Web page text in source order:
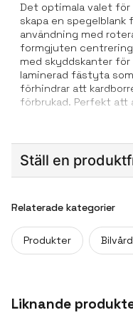
Det optimala valet
skapa en
användning med
formgjuten
med skyddskanter
laminerad fästyta
förhindrar att
förbrukad. Perfekt att
Storlek: 7" / 175mm.
Kan tvättas i maskin.
Ställ en
Fråga oss något
Relaterade kategorier
Produkter
Liknande